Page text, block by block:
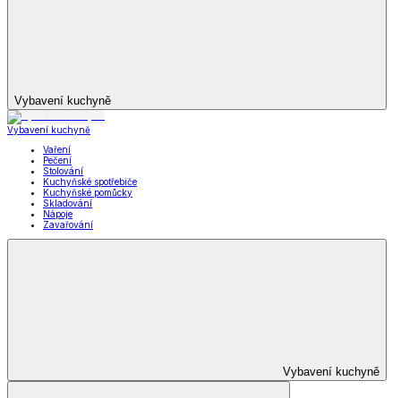
Vybavení kuchyně
Vybavení kuchyně
Vaření
Pečení
Stolování
Kuchyňské spotřebiče
Kuchyňské pomůcky
Skladování
Nápoje
Zavařování
Vybavení kuchyně